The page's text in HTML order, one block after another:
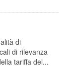
di
di rilevanza
tariffa del...